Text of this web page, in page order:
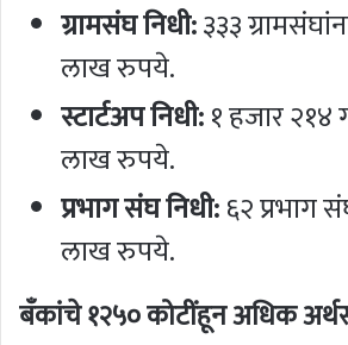
ग्रामसंघ निधी:३३३
लाख रुपये.
स्टार्टअप निधी:१ हजार २१४
लाख रुपये.
प्रभाग संघ निधी:६२ प्रभाग
लाख रुपये.
बँकांचे १२५० कोटींहून अधिक